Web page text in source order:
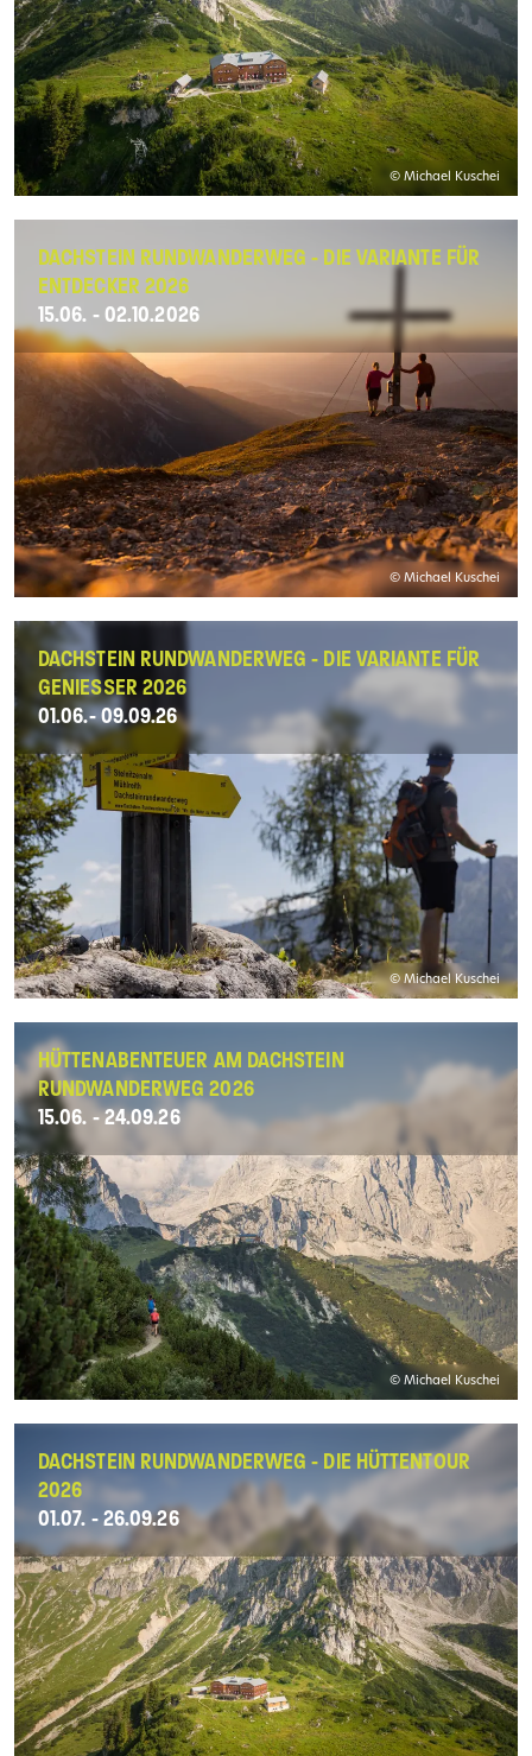
© Michael Kuschei
DACHSTEIN RUNDWANDERWEG - DIE VARIANTE FÜR
ENTDECKER 2026
15.06. - 02.10.2026
© Michael Kuschei
DACHSTEIN RUNDWANDERWEG - DIE VARIANTE FÜR
GENIESSER 2026
01.06.- 09.09.26
© Michael Kuschei
HÜTTENABENTEUER AM DACHSTEIN
RUNDWANDERWEG 2026
15.06. - 24.09.26
© Michael Kuschei
DACHSTEIN RUNDWANDERWEG - DIE HÜTTENTOUR
2026
01.07. - 26.09.26